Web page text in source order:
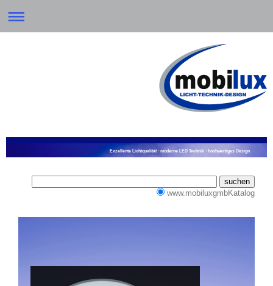
Exzellente Lichtqualität - moderne LED Technik - hochwertiges Design
www.mobiluxgmbKatalog